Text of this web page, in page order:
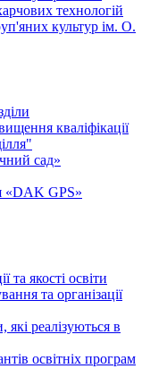
технологій
культур ім. О.
кваліфікації
сад»
«DAK GPS»
та якості освіти
та організації
які реалізуються в
освітніх програм